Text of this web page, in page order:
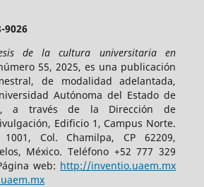
9026
de la cultura universitaria en
55, 2025, es una publicación
de modalidad adelantada,
Autónoma del Estado de
a través de la Dirección de
Edificio 1, Campus Norte.
Col. Chamilpa, CP 62209,
México. Teléfono +52 777 329
web: http://inventio.uaem.mx